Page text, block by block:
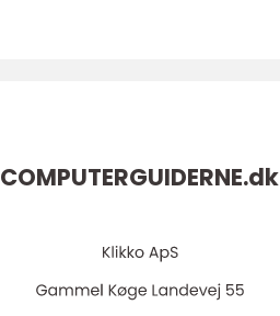
COMPUTERGUIDERNE.dk